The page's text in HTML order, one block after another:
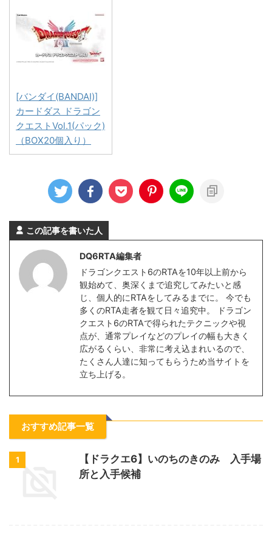
[バンダイ(BANDAI)]
カードダス ドラゴン
クエストVol.1(パック)
（BOX20個入り）
この記事を書いた人
DQ6RTA編集者
ドラゴンクエスト6のRTAを10年以上前から
観始めて、奥深くまで追究してみたいと感
じ、個人的にRTAをしてみるまでに。 今でも
多くのRTA走者を観て日々追究中。 ドラゴン
クエスト6のRTAで得られたテクニックや視
点が、通常プレイなどのプレイの幅も大きく
広がるくらい、非常に考え込まれいるので、
たくさん人達に知ってもらうため当サイトを
立ち上げる。
おすすめ記事一覧
1
【ドラクエ6】いのちのきのみ 入手場
所と入手候補